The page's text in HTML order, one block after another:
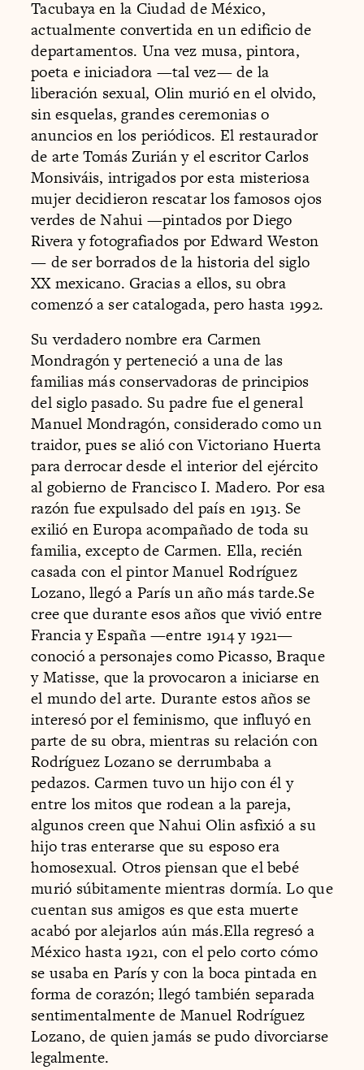
Tacubaya en la Ciudad de México,
actualmente convertida en un edificio de
departamentos. Una vez musa, pintora,
poeta e iniciadora —tal vez— de la
liberación sexual, Olin murió en el olvido,
sin esquelas, grandes ceremonias o
anuncios en los periódicos. El restaurador
de arte Tomás Zurián y el escritor Carlos
Monsiváis, intrigados por esta misteriosa
mujer decidieron rescatar los famosos ojos
verdes de Nahui —pintados por Diego
Rivera y fotografiados por Edward Weston
— de ser borrados de la historia del siglo
XX mexicano. Gracias a ellos, su obra
comenzó a ser catalogada, pero hasta 1992.
Su verdadero nombre era Carmen
Mondragón y perteneció a una de las
familias más conservadoras de principios
del siglo pasado. Su padre fue el general
Manuel Mondragón, considerado como un
traidor, pues se alió con Victoriano Huerta
para derrocar desde el interior del ejército
al gobierno de Francisco I. Madero. Por esa
razón fue expulsado del país en 1913. Se
exilió en Europa acompañado de toda su
familia, excepto de Carmen. Ella, recién
casada con el pintor Manuel Rodríguez
Lozano, llegó a París un año más tarde.Se
cree que durante esos años que vivió entre
Francia y España —entre 1914 y 1921—
conoció a personajes como Picasso, Braque
y Matisse, que la provocaron a iniciarse en
el mundo del arte. Durante estos años se
interesó por el feminismo, que influyó en
parte de su obra, mientras su relación con
Rodríguez Lozano se derrumbaba a
pedazos. Carmen tuvo un hijo con él y
entre los mitos que rodean a la pareja,
algunos creen que Nahui Olin asfixió a su
hijo tras enterarse que su esposo era
homosexual. Otros piensan que el bebé
murió súbitamente mientras dormía. Lo que
cuentan sus amigos es que esta muerte
acabó por alejarlos aún más.Ella regresó a
México hasta 1921, con el pelo corto cómo
se usaba en París y con la boca pintada en
forma de corazón; llegó también separada
sentimentalmente de Manuel Rodríguez
Lozano, de quien jamás se pudo divorciarse
legalmente.